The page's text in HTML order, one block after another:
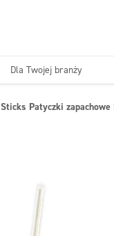
Dla Twojej branży
Patyczki